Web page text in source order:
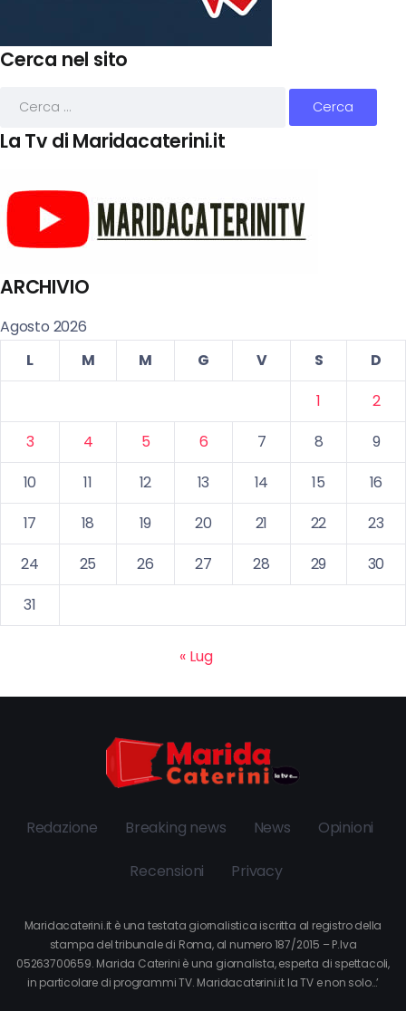
Cerca nel sito
La Tv di Maridacaterini.it
ARCHIVIO
Agosto 2026
L
M M G V S
D
1
2
3
4 5 6 7 8
9
10
11 12 13 14 15
16
17
18 19 20 21 22
23
24
25 26 27 28 29
30
31
« Lug
Redazione Breaking news News Opinioni
Recensioni Privacy
Maridacaterini.it è una testata giornalistica iscritta al registro della
stampa del tribunale di Roma, al numero 187/2015 – P.Iva
05263700659. Marida Caterini è una giornalista, esperta di spettacoli,
in particolare di programmi TV. Maridacaterini.it la TV e non solo…’